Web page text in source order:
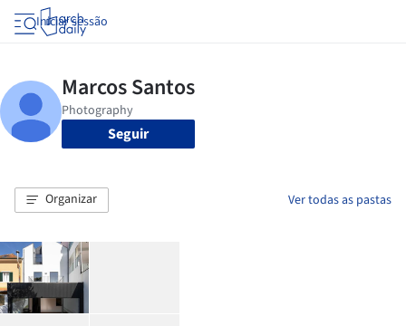
Iniciar sessão
Seguir
Organizar Ver todas as pastas